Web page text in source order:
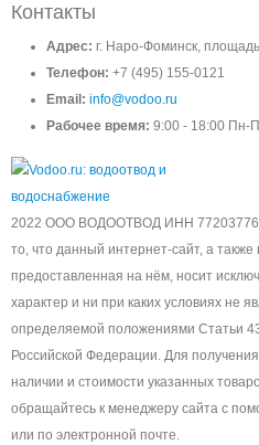
Контакты
Адрес: г. Наро-Фоминск,
Телефон: +7 (495) 155-0121
Email: info@vodoo.ru
Рабочее время: 9:00 - 18:00 Пн-
2022 ООО ВОДООТВОД ИНН
то, что данный интернет-сайт, а
предоставленная на нём, носит
характер и ни при каких условиях не
определяемой положениями Статьи
Российской Федерации. Для
наличии и стоимости указанных
обращайтесь к менеджеру сайта с
или по электронной почте.